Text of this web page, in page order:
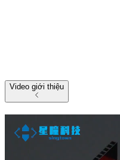
Video giới thiệu